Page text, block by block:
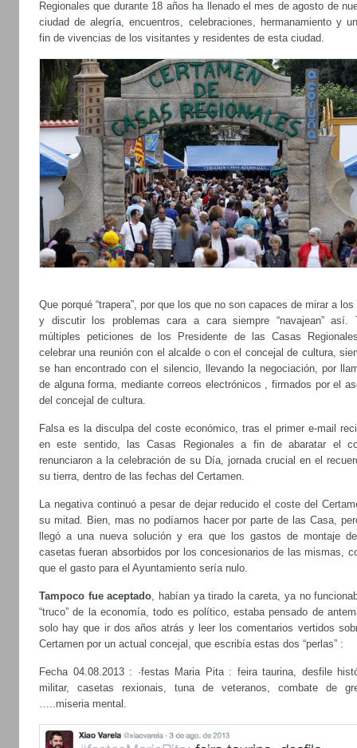
Regionales que durante 18 años ha llenado el mes de agosto de
ciudad de alegría, encuentros, celebraciones, hermanamiento y
fin de vivencias de los visitantes y residentes de esta ciudad.
Que porqué “trapera”, por que los que no son capaces de mirar a los
y discutir los problemas cara a cara siempre “navajean” así.
múltiples peticiones de los Presidente de las Casas
celebrar una reunión con el alcalde o con el concejal de cultura,
se han encontrado con el silencio, llevando la negociación, por
de alguna forma, mediante correos electrónicos , firmados por el
del concejal de cultura.
Falsa es la disculpa del coste económico, tras el primer e-mail
en este sentido, las Casas Regionales a fin de abaratar el
renunciaron a la celebración de su Día, jornada crucial en el
su tierra, dentro de las fechas del Certamen.
La negativa continuó a pesar de dejar reducido el coste del
su mitad. Bien, mas no podíamos hacer por parte de las Casa,
llegó a una nueva solución y era que los gastos de montaje
casetas fueran absorbidos por los concesionarios de las mismas,
que el gasto para el Ayuntamiento sería nulo.
Tampoco fue aceptado, habían ya tirado la careta, ya no
“truco” de la economía, todo es político, estaba pensado de
solo hay que ir dos años atrás y leer los comentarios vertidos
Certamen por un actual concejal, que escribía estas dos “perlas” :
Fecha 04.08.2013 : ·festas Maria Pita : feira taurina, desfile
militar, casetas rexionais, tuna de veteranos, combate de
…..miseria mental.